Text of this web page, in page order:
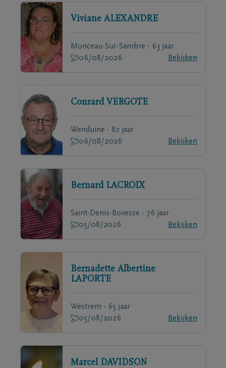
Viviane ALEXANDRE
Monceau-Sur-Sambre - 63 jaar
06/08/2026
Bekijken
Conrard VERGOTE
Wenduine - 82 jaar
06/08/2026
Bekijken
Bernard LACROIX
Saint-Denis-Bovesse - 76 jaar
05/08/2026
Bekijken
Bernadette Albertine
LAPORTE
Westrem - 65 jaar
05/08/2026
Bekijken
Marcel DAVIDSON